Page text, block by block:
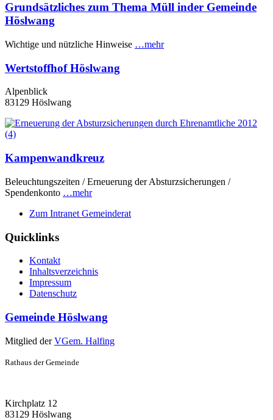
Grundsätzliches zum Thema Müll inder Gemeinde
Höslwang
Wichtige und nützliche Hinweise …mehr
Wertstoffhof Höslwang
Alpenblick
83129 Höslwang
Kampenwandkreuz
Beleuchtungszeiten / Erneuerung der Absturzsicherungen /
Spendenkonto …mehr
Zum Intranet Gemeinderat
Quicklinks
Kontakt
Inhaltsverzeichnis
Impressum
Datenschutz
Gemeinde Höslwang
Mitglied derVGem. Halfing
Rathaus der Gemeinde
Kirchplatz 12
83129 Höslwang